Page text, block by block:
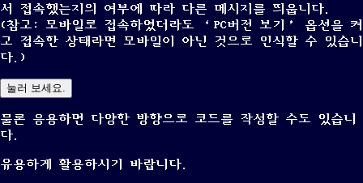
서 접속했는지의 여부에 따라 다른 메시지를 띄웁니다.
(참고: 모바일로 접속하였더라도 ‘PC버전 보기’ 옵션을 켜
고 접속한 상태라면 모바일이 아닌 것으로 인식할 수 있습니
다.)
눌러 보세요.
물론 응용하면 다양한 방향으로 코드를 작성할 수도 있습니
다.
유용하게 활용하시기 바랍니다.